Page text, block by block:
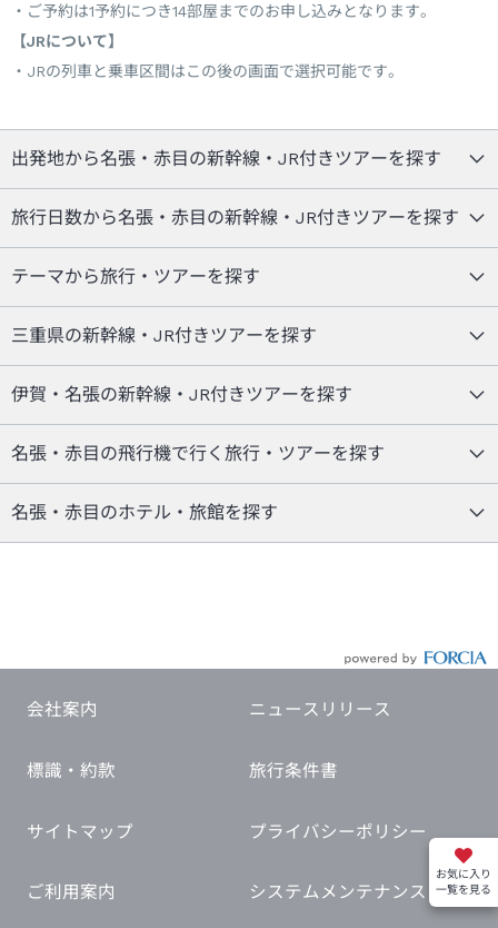
ご予約は1予約につき14部屋までのお申し込みとなります。
【JRについて】
JRの列車と乗車区間はこの後の画面で選択可能です。
お気に入り
一覧を見る
出発地から名張・赤目の新幹線・JR付きツアーを探す
旅行日数から名張・赤目の新幹線・JR付きツアーを探す
テーマから旅行・ツアーを探す
三重県の新幹線・JR付きツアーを探す
伊賀・名張の新幹線・JR付きツアーを探す
名張・赤目の飛行機で行く旅行・ツアーを探す
名張・赤目のホテル・旅館を探す
会社案内 ニュースリリース
標識・約款 旅行条件書
サイトマップ プライバシーポリシー
ご利用案内 システムメンテナンス